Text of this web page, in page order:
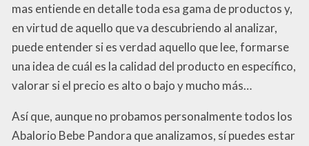
mas entiende en detalle toda esa gama de productos y,
en virtud de aquello que va descubriendo al analizar,
puede entender si es verdad aquello que lee, formarse
una idea de cuál es la calidad del producto en específico,
valorar si el precio es alto o bajo y mucho más…
Así que, aunque no probamos personalmente todos los
Abalorio Bebe Pandora que analizamos, sí puedes estar